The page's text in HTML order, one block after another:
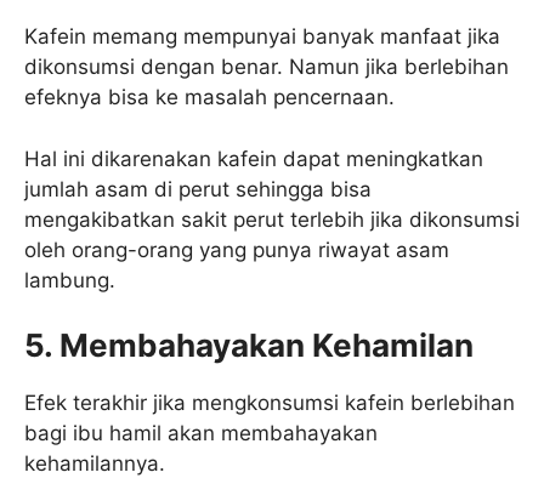
Kafein memang mempunyai banyak manfaat jika
dikonsumsi dengan benar. Namun jika berlebihan
efeknya bisa ke masalah pencernaan.
Hal ini dikarenakan kafein dapat meningkatkan
jumlah asam di perut sehingga bisa
mengakibatkan sakit perut terlebih jika dikonsumsi
oleh orang-orang yang punya riwayat asam
lambung.
5. Membahayakan Kehamilan
Efek terakhir jika mengkonsumsi kafein berlebihan
bagi ibu hamil akan membahayakan
kehamilannya.